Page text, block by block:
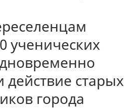
ученических
старых
города